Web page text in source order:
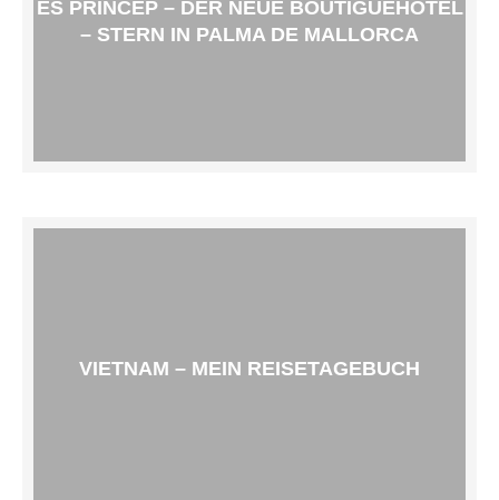
ES PRINCEP – DER NEUE BOUTIGUEHOTEL
– STERN IN PALMA DE MALLORCA
VIETNAM – MEIN REISETAGEBUCH